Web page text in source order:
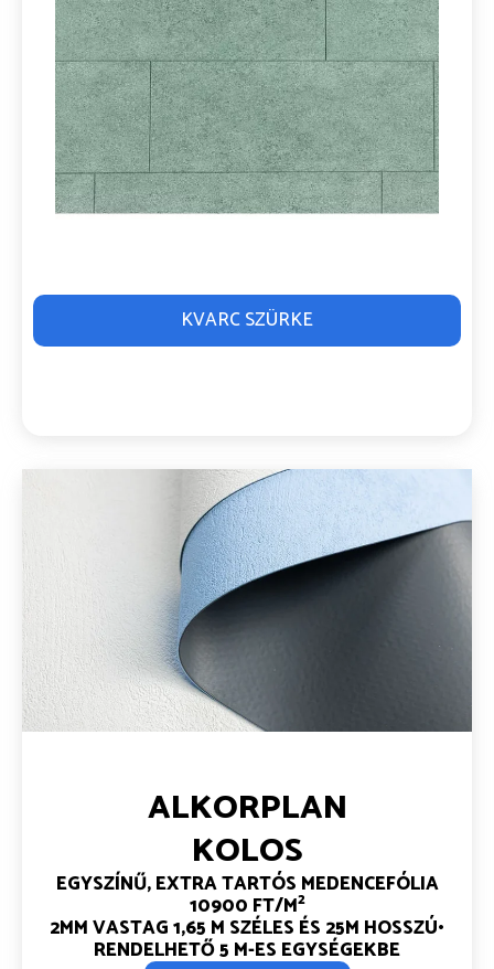
KVARC SZÜRKE
ALKORPLAN
KOLOS
EGYSZÍNŰ, EXTRA TARTÓS MEDENCEFÓLIA
10900 FT/M2
2MM VASTAG1,65 M SZÉLES ÉS 25M HOSSZÚ•
RENDELHETŐ 5 M-ES EGYSÉGEKBE